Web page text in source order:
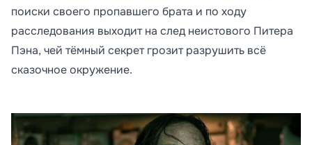
поиски своего пропавшего брата и по ходу
расследования выходит на след неистового Питера
Пэна, чей тёмный секрет грозит разрушить всё
сказочное окружение.